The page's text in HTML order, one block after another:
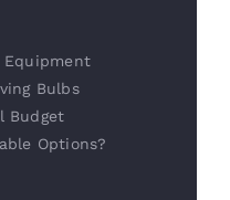
Equipment
Bulbs
Budget
Options?